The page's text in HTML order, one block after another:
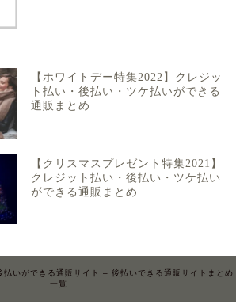
【ホワイトデー特集2022】クレジッ
ト払い・後払い・ツケ払いができる
通販まとめ
【クリスマスプレゼント特集2021】
クレジット払い・後払い・ツケ払い
ができる通販まとめ
ができる通販サイト – 後払いできる通販サイトまとめ
一覧